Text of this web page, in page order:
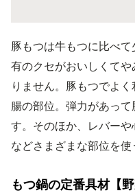
豚もつは牛もつに比べ
有のクセがおいしくて
りません。豚もつでよ
腸の部位。弾力があっ
す。そのほか、レバー
などさまざまな部位を使
もつ鍋の定番具材【野